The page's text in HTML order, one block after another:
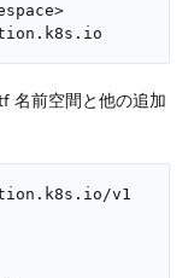
名前空間と他の追加
v1